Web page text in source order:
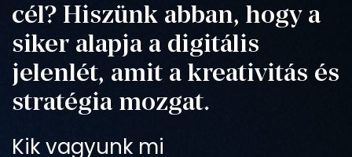
cél? Hiszünk abban, hogy a
siker alapja a digitális
jelenlét, amit a kreativitás és
stratégia mozgat.
Kik vagyunk mi